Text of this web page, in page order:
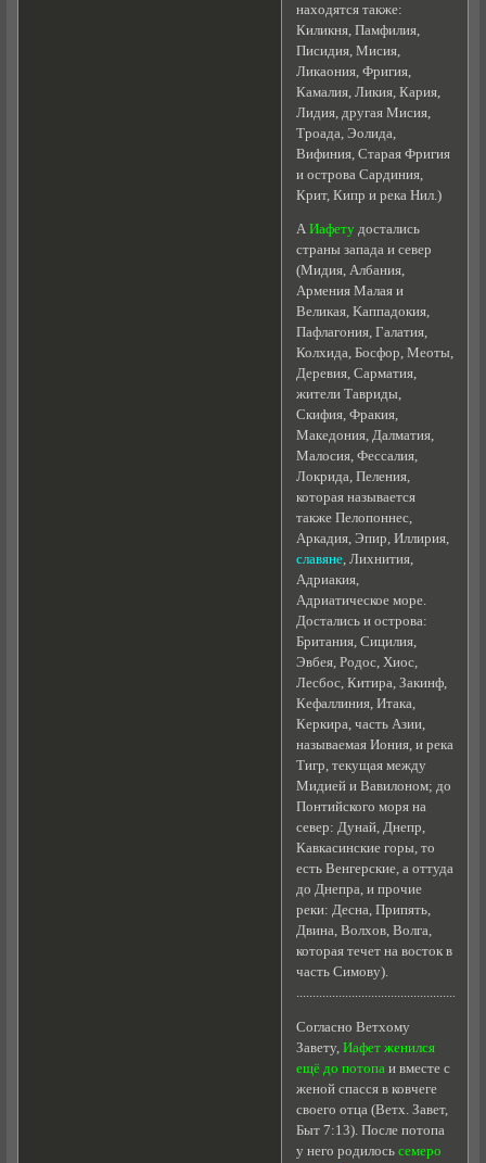
находятся также:
Киликня, Памфилия,
Писидия, Мисия,
Ликаония, Фригия,
Камалия, Ликия, Кария,
Лидия, другая Мисия,
Троада, Эолидa,
Bифиния, Старая Фpигия
и острова Сардиния,
Крит, Кипр и река Нил.)
А Иафетудостались
страны запада и север
(Mидия, Албания,
Армения Малая и
Великая, Kaппaдoкия,
Пaфлaгoния, Гaлaтия,
Колхида, Босфор, Meoты,
Дepeвия, Capмaтия,
жители Тавриды,
Cкифия, Фракия,
Македония, Далматия,
Малосия, Фессалия,
Локрида, Пеления,
которая называется
также Пелопоннес,
Аркадия, Эпир, Иллирия,
славяне, Лихнития,
Адриакия,
Адриатическое море.
Достались и острова:
Британия, Сицилия,
Эвбея, Родос, Хиос,
Лесбос, Китира, Закинф,
Кефаллиния, Итака,
Керкира, часть Азии,
называемая Иония, и река
Тигр, текущая между
Мидией и Вавилоном; до
Понтийского моря на
север: Дунай, Днепр,
Кавкасинские горы, то
есть Венгерские, а оттуда
до Днепра, и прочие
реки: Десна, Припять,
Двина, Волхов, Волга,
которая течет на восток в
часть Симову).
....................................................
Согласно Ветхому
Завету, Иафет женился
ещё до потопаи вместе с
женой спасся в ковчеге
своего отца (Ветх. Завет,
Быт 7:13). После потопа
у него родилось семеро